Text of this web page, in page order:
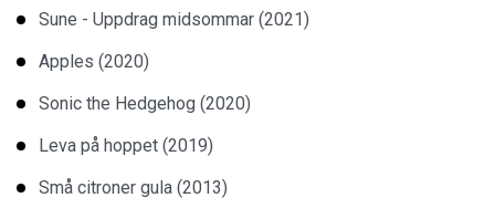
Sune - Uppdrag midsommar (2021)
Apples (2020)
Sonic the Hedgehog (2020)
Leva på hoppet (2019)
Små citroner gula (2013)